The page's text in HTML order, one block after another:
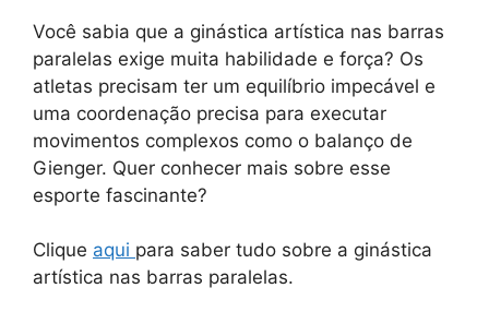
Você sabia que a ginástica artística nas barras
paralelas exige muita habilidade e força? Os
atletas precisam ter um equilíbrio impecável e
uma coordenação precisa para executar
movimentos complexos como o balanço de
Gienger. Quer conhecer mais sobre esse
esporte fascinante?
Clique aqui para saber tudo sobre a ginástica
artística nas barras paralelas.